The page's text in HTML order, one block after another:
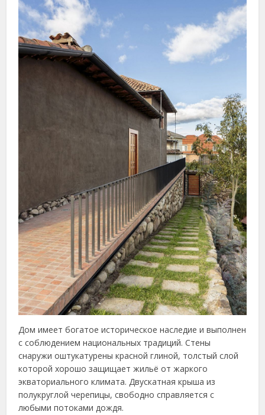
Дом имеет богатое историческое наследие и выполнен
с соблюдением национальных традиций. Стены
снаружи оштукатурены красной глиной, толстый слой
которой хорошо защищает жильё от жаркого
экваториального климата. Двускатная крыша из
полукруглой черепицы, свободно справляется с
любыми потоками дождя.